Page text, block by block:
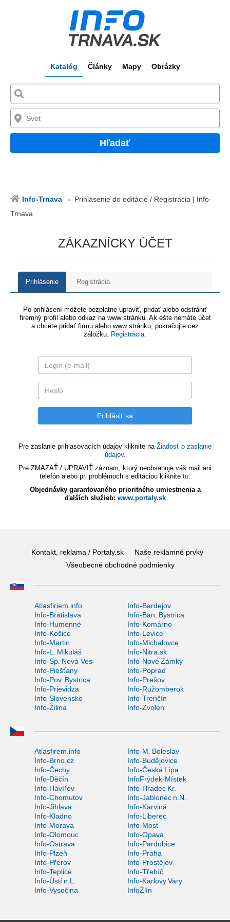
Katalóg Články Mapy Obrázky
Hľadať
Info-Trnava
Prihlásenie do editácie / Registrácia | Info-
Trnava
ZÁKAZNÍCKY ÚČET
Prihlásenie Registrácia
Po prihlásení môžete bezplatne upraviť, pridať alebo odstrániť
firemný profil alebo odkaz na www stránku. Ak ešte nemáte účet
a chcete pridať firmu alebo www stránku, pokračujte cez
záložku. Registrácia.
Pre zaslanie prihlasovacích údajov kliknite na Žiadosť o zaslanie
údajov.
Pre ZMAZAŤ / UPRAVIŤ záznam, ktorý neobsahuje váš mail ani
telefón alebo pri problémoch s editáciou kliknite tu.
Objednávky garantovaného prioritného umiestnenia a
ďalších služieb: www.portaly.sk
Kontakt, reklama / Portaly.sk
Naše reklamné prvky
Všeobecné obchodné podmienky
Atlasfiriem.info
Info-Bardejov
Info-Bratislava
Info-Ban. Bystrica
Info-Humenné
Info-Komárno
Info-Košice
Info-Levice
Info-Martin
Info-Michalovce
Info-L. Mikuláš
Info-Nitra.sk
Info-Sp. Nová Ves
Info-Nové Zámky
Info-Piešťany
Info-Poprad
Info-Pov. Bystrica
Info-Prešov
Info-Prievidza
Info-Ružomberok
Info-Slovensko
Info-Trenčín
Info-Žilina
Info-Zvolen
Atlasfirem.info
Info-M. Boleslav
Info-Brno.cz
Info-Budějovice
Info-Čechy
Info-Česká Lípa
Info-Děčín
InfoFrýdek-Místek
Info-Havířov
Info-Hradec Kr.
Info-Chomutov
Info-Jablonec n.N.
Info-Jihlava
Info-Karviná
Info-Kladno
Info-Liberec
Info-Morava
Info-Most
Info-Olomouc
Info-Opava
Info-Ostrava
Info-Pardubice
Info-Plzeň
Info-Praha
Info-Přerov
Info-Prostějov
Info-Teplice
Info-Třebíč
Info-Ústí n.L.
Info-Karlovy Vary
Info-Vysočina
InfoZlín